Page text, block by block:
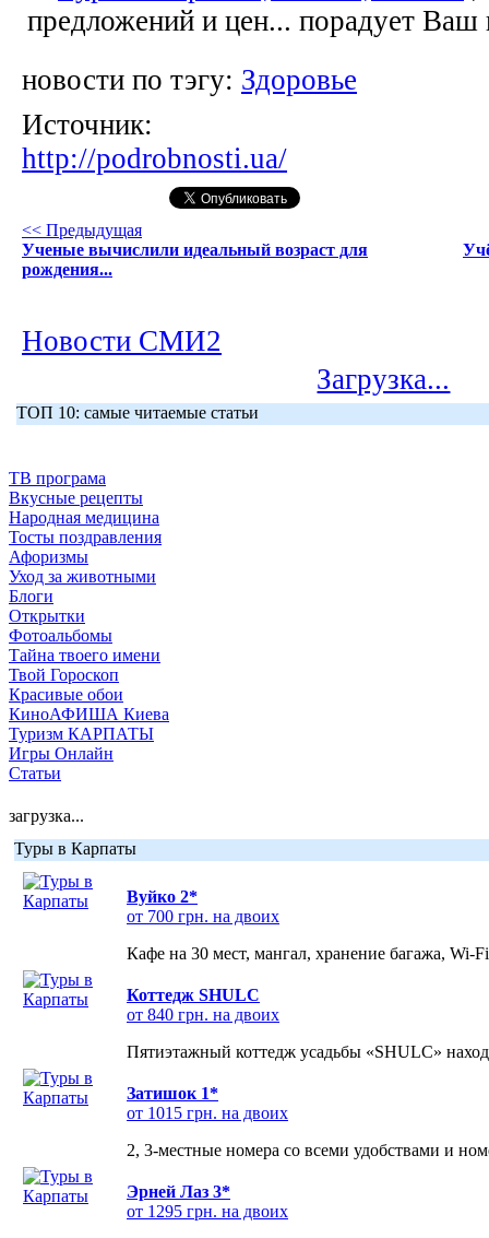
предложений и цен... порадует Ваш
новости по тэгу: Здоровье
Источник:
http://podrobnosti.ua/
<< Предыдущая
Ученые вычислили идеальный возраст для
рождения...
Новости СМИ2
Загрузка...
ТОП 10: самые читаемые статьи
ТВ програма
Вкусные рецепты
Народная медицина
Тосты поздравления
Афоризмы
Уход за животными
Блоги
Открытки
Фотоальбомы
Тайна твоего имени
Твой Гороскоп
Красивые обои
КиноАФИША Киева
Туризм КАРПАТЫ
Игры Онлайн
Статьи
загрузка...
Туры в Карпаты
Вуйко 2*
от 700 грн. на двоих
Кафе на 30 мест, мангал, хранение багажа, Wi-
Коттедж SHULC
от 840 грн. на двоих
Пятиэтажный коттедж усадьбы «SHULC»
Затишок 1*
от 1015 грн. на двоих
2, 3-местные номера со всеми удобствами и
Эрней Лаз 3*
от 1295 грн. на двоих